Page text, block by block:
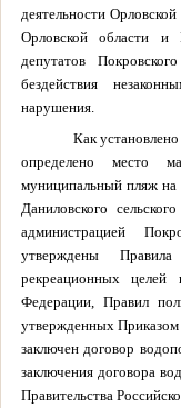
деятельности
Орловской области и
депутатов
бездействия
нарушения.
Как
определено место
муниципальный пляж
Даниловского
администрацией
утверждены
рекреационных целей
Федерации, Правил
утвержденных
заключен договор
заключения договора
Правительства